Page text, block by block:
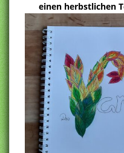
einen herbstlichen